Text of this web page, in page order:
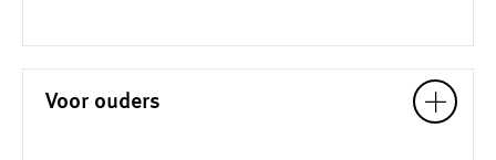
Voor ouders